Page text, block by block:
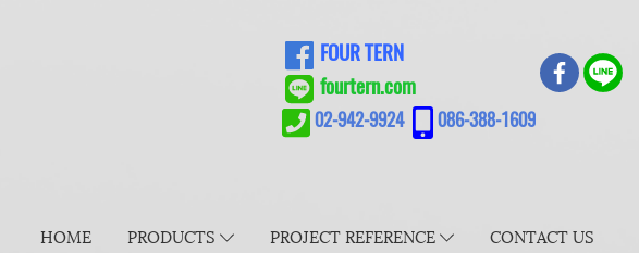
FOUR TERN
fourtern.com
02-942-9924 086-388-1609
HOME PRODUCTS PROJECT REFERENCE CONTACT US